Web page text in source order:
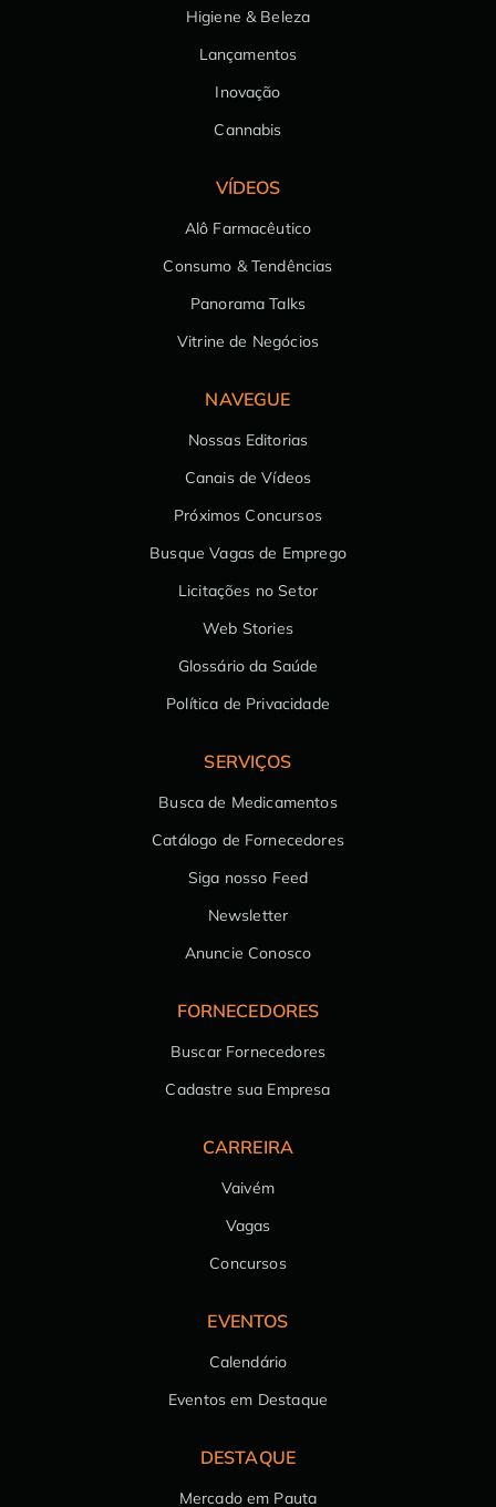
Higiene & Beleza
Lançamentos
Inovação
Cannabis
VÍDEOS
Alô Farmacêutico
Consumo & Tendências
Panorama Talks
Vitrine de Negócios
NAVEGUE
Nossas Editorias
Canais de Vídeos
Próximos Concursos
Busque Vagas de Emprego
Licitações no Setor
Web Stories
Glossário da Saúde
Política de Privacidade
SERVIÇOS
Busca de Medicamentos
Catálogo de Fornecedores
Siga nosso Feed
Newsletter
Anuncie Conosco
FORNECEDORES
Buscar Fornecedores
Cadastre sua Empresa
CARREIRA
Vaivém
Vagas
Concursos
EVENTOS
Calendário
Eventos em Destaque
DESTAQUE
Mercado em Pauta